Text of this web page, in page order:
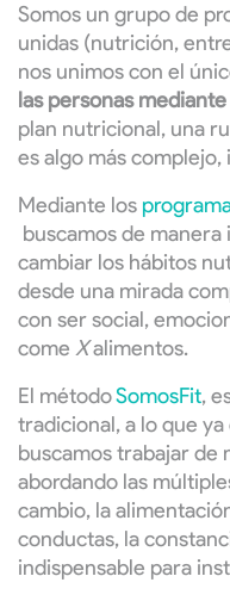
Somos un grupo de
unidas (nutrición,
nos unimos con el
las personas
plan nutricional, una
es algo más
Mediante los
buscamos de
cambiar los hábitos
desde una mirada
con ser social,
come Xalimentos.
El métodoSomosFit,
tradicional, a lo que
buscamos trabajar de
abordando las
cambio, la
conductas, la
indispensable para